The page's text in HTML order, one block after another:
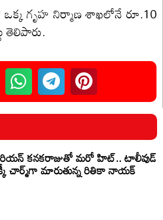
ఒక్క గృహ నిర్మాణ శాఖలోనే రూ.10
తెలిపారు.
కనకరాజుతో మరో హిట్.. టాలీవుడ్
చార్మ్‌గా మారుతున్న రితికా నాయక్